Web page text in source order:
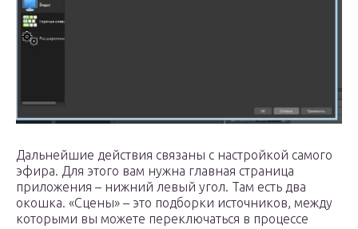
Дальнейшие действия связаны с настройкой самого
эфира. Для этого вам нужна главная страница
приложения – нижний левый угол. Там есть два
окошка. «Сцены» – это подборки источников, между
которыми вы можете переключаться в процессе